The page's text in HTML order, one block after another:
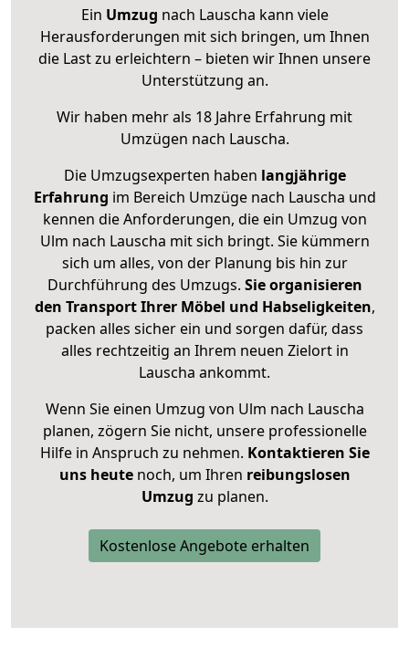
Ein Umzug nach Lauscha kann viele
Herausforderungen mit sich bringen, um Ihnen
die Last zu erleichtern – bieten wir Ihnen unsere
Unterstützung an.
Wir haben mehr als 18 Jahre Erfahrung mit
Umzügen nach Lauscha.
Die Umzugsexperten haben langjährige
Erfahrung im Bereich Umzüge nach Lauscha und
kennen die Anforderungen, die ein Umzug von
Ulm nach Lauscha mit sich bringt. Sie kümmern
sich um alles, von der Planung bis hin zur
Durchführung des Umzugs. Sie organisieren
den Transport Ihrer Möbel und Habseligkeiten,
packen alles sicher ein und sorgen dafür, dass
alles rechtzeitig an Ihrem neuen Zielort in
Lauscha ankommt.
Wenn Sie einen Umzug von Ulm nach Lauscha
planen, zögern Sie nicht, unsere professionelle
Hilfe in Anspruch zu nehmen. Kontaktieren Sie
uns heutenoch, um Ihren reibungslosen
Umzug zu planen.
Kostenlose Angebote erhalten